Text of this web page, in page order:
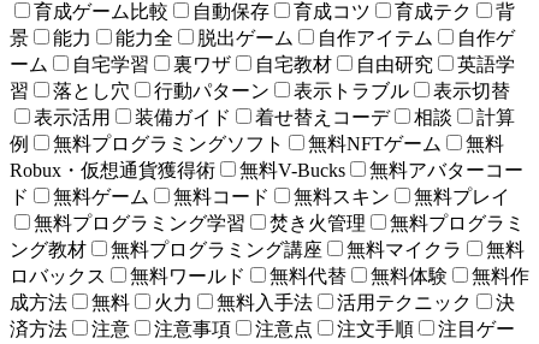
育成ゲーム比較
自動保存 育成コツ 育成テク
背
景
能力 能力全 脱出ゲーム 自作アイテム
自作ゲ
ーム
自宅学習 裏ワザ 自宅教材 自由研究
英語学
習
落とし穴 行動パターン 表示トラブル
表示切替
表示活用
装備ガイド 着せ替えコーデ 相談
計算
例
無料プログラミングソフト 無料NFTゲーム
無料
Robux・仮想通貨獲得術
無料V-Bucks
無料アバターコー
ド
無料ゲーム 無料コード 無料スキン
無料プレイ
無料プログラミング学習
焚き火管理
無料プログラミ
ング教材
無料プログラミング講座 無料マイクラ
無料
ロバックス
無料ワールド 無料代替 無料体験
無料作
成方法
無料 火力 無料入手法 活用テクニック
決
済方法
注意 注意事項 注意点 注文手順
注目ゲー